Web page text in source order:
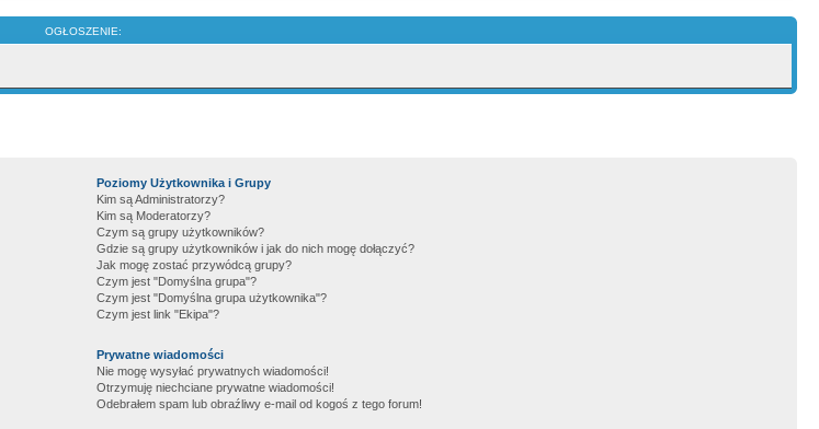
OGŁOSZENIE:
Poziomy Użytkownika i Grupy
Kim są Administratorzy?
Kim są Moderatorzy?
Czym są grupy użytkowników?
Gdzie są grupy użytkowników i jak do nich mogę dołączyć?
Jak mogę zostać przywódcą grupy?
Czym jest "Domyślna grupa"?
Czym jest "Domyślna grupa użytkownika"?
Czym jest link "Ekipa"?
Prywatne wiadomości
Nie mogę wysyłać prywatnych wiadomości!
Otrzymuję niechciane prywatne wiadomości!
Odebrałem spam lub obraźliwy e-mail od kogoś z tego forum!